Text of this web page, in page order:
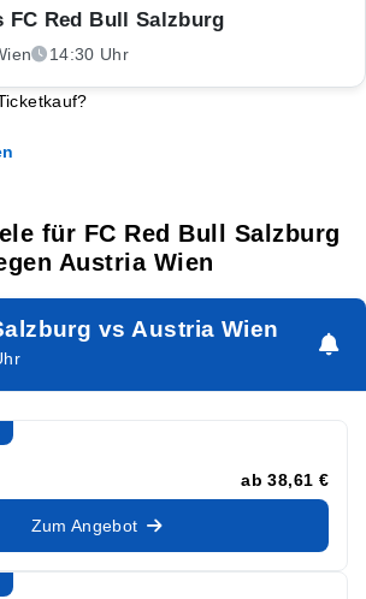
FC Red Bull Salzburg
14:30 Uhr
für FC Red Bull Salzburg
Austria Wien
vs Austria Wien
ab 38,61 €
Zum Angebot